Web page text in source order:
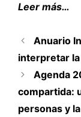
Leer más…
Anuario
interpretar
Agenda
compartida:
personas y